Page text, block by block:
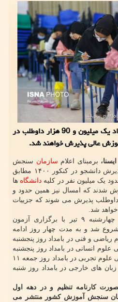
پرتوبلاگ: در کنکور 1400 تعداد یک میلیون و 90 هزار داوطلب در
عالی پذیرش خواهند شد.
برمبنای اعلام سازمان سنجش
آموزش کشور؛ ظرفیت های پذیرش دانشجو در کنکور ۱۴۰۰ مطابق
دانشگاه ها
شدند که امسال نیز همین حدود و
میلیون و ۹۰ هزار داوطلب پذیرش می شوند که جزییات
شد.
کنکور ۱۴۰۰ از بامداد امروز چهارشنبه ۹ تیر با برگزاری آزمون
شد و به مدت چهار روز ادامه
ریاضی و فنی در بامداد روز پنجشنبه
علوم انسانی در بامداد روز پنجشنبه
۱۰ تیرماه، کنکور گروه آزمایشی علوم تجربی در بامداد روز جمعه ۱۱
های خارجی در بامداد روز شنبه
کارنامه تنظیم و در دهه اول
سنجش آموزش کشور منتشر می